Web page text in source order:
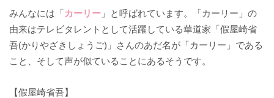
みんなには「カーリー 」と呼ばれています。「カーリー」の
由来はテレビタレントとして活躍している華道家「假屋崎省
吾(かりやざきしょうご)」さんのあだ名が「カーリー」である
こと、そして声が似ていることにあるそうです。
【假屋崎省吾】